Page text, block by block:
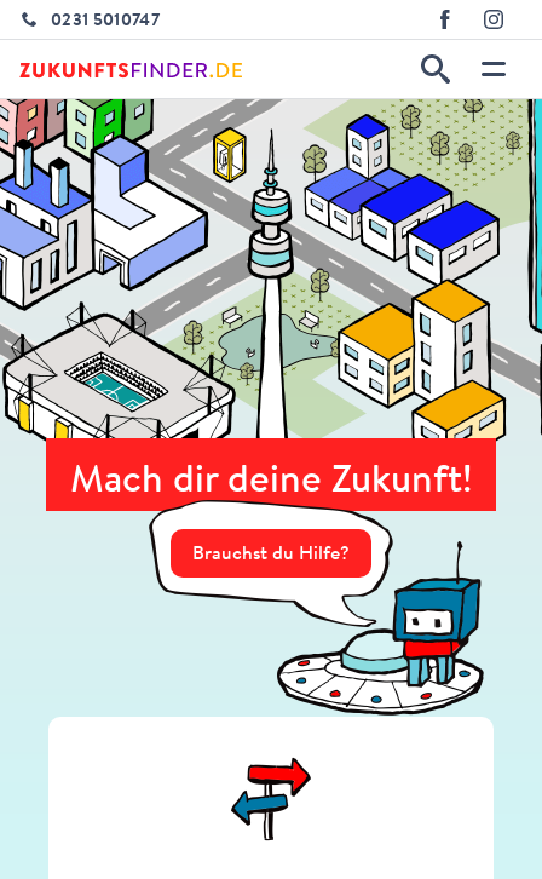
0231 5010747
Mach dir deine Zukunft!
Brauchst du Hilfe?